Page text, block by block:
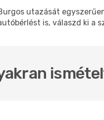
utazását
is, válaszd ki a